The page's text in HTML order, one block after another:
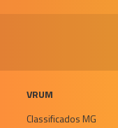
VRUM
Classificados MG